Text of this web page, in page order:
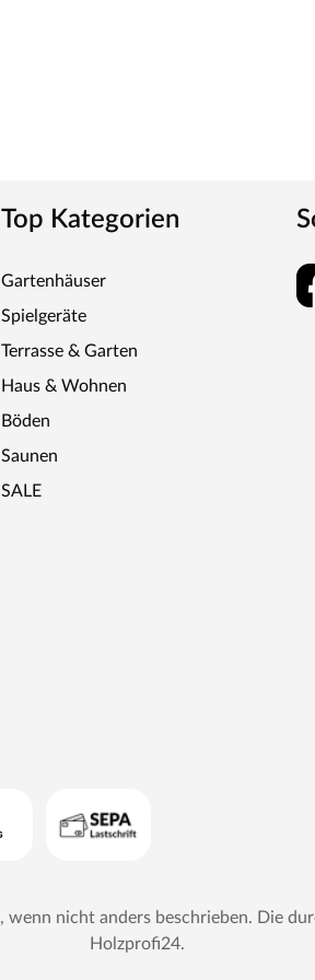
Top Kategorien
Gartenhäuser
Spielgeräte
Terrasse & Garten
Haus & Wohnen
Böden
Saunen
SALE
, wenn nicht anders beschrieben. Die
Holzprofi24.